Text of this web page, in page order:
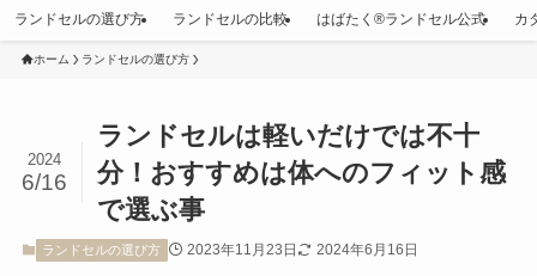
ランドセルの選び方 ランドセルの比較 はばたく®ランドセル公式 カ
ホーム ランドセルの選び方
ランドセルは軽いだけでは不十
分！おすすめは体へのフィット感
で選ぶ事
2024
6/16
ランドセルの選び方 2023年11月23日 2024年6月16日